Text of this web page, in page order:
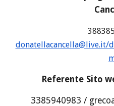
donatellacancella@live.it/
Referente Sito
3385940983 /